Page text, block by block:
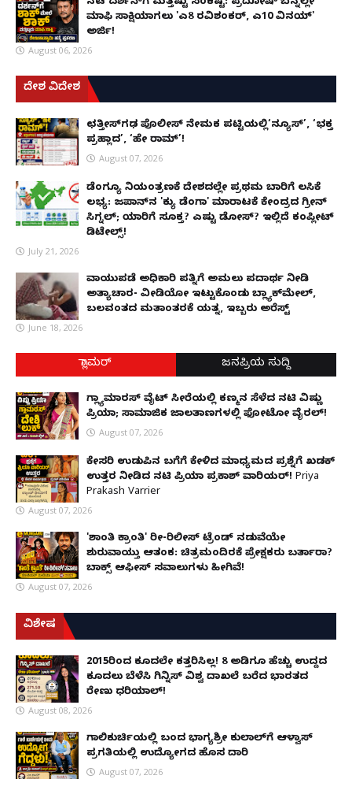
ಮಾಫಿ ಸಾಕ್ಷಿಯಾಗಲು 'ಎ8 ರವಿಶಂಕರ್, ಎ10 ವಿನಯ್'
ಅರ್ಜಿ!
August 06, 2026
ದೇಶ ವಿದೇಶ
ಛತ್ತೀಸ್‌ಗಢ ಪೊಲೀಸ್ ನೇಮಕ ಪಟ್ಟಿಯಲ್ಲಿ‘ನ್ಯೂಸ್’, ‘ಭಕ್ತ
ಪ್ರಹ್ಲಾದ’, ‘ಹೇ ರಾಮ್’!
August 07, 2026
ಡೆಂಗ್ಯೂ ನಿಯಂತ್ರಣಕ್ಕೆ ದೇಶದಲ್ಲೇ ಪ್ರಥಮ ಬಾರಿಗೆ ಲಸಿಕೆ
ಲಭ್ಯ: ಜಪಾನ್‌ನ 'ಕ್ಯು ಡೆಂಗಾ' ಮಾರಾಟಕ್ಕೆ ಕೇಂದ್ರದ ಗ್ರೀನ್
ಸಿಗ್ನಲ್; ಯಾರಿಗೆ ಸೂಕ್ತ? ಎಷ್ಟು ಡೋಸ್? ಇಲ್ಲಿದೆ ಕಂಪ್ಲೀಟ್
ಡಿಟೇಲ್ಸ್!
July 21, 2026
ವಾಯುಪಡೆ ಅಧಿಕಾರಿ ಪತ್ನಿಗೆ ಅಮಲು ಪದಾರ್ಥ ನೀಡಿ
ಅತ್ಯಾಚಾರ- ವೀಡಿಯೋ ಇಟ್ಟುಕೊಂಡು ಬ್ಲ್ಯಾಕ್‌ಮೇಲ್,
ಬಲವಂತದ ಮತಾಂತರಕ್ಕೆ ಯತ್ನ, ಇಬ್ಬರು ಅರೆಸ್ಟ್
June 18, 2026
ಗ್ಲಾಮರ್ ಜನಪ್ರಿಯ ಸುದ್ದಿ
ಗ್ಲ್ಯಾಮಾರಸ್ ವೈಟ್‌ ಸೀರೆಯಲ್ಲಿ ಕಣ್ಮನ ಸೆಳೆದ ನಟಿ ವಿಷ್ಣು
ಪ್ರಿಯಾ; ಸಾಮಾಜಿಕ ಜಾಲತಾಣಗಳಲ್ಲಿ ಫೋಟೋ ವೈರಲ್!
August 07, 2026
ಕೇಸರಿ ಉಡುಪಿನ ಬಗೆಗೆ ಕೇಳಿದ ಮಾಧ್ಯಮದ ಪ್ರಶ್ನೆಗೆ ಖಡಕ್
ಉತ್ತರ ನೀಡಿದ ನಟಿ ಪ್ರಿಯಾ ಪ್ರಕಾಶ್ ವಾರಿಯರ್! Priya
Prakash Varrier
August 07, 2026
'ಶಾಂತಿ ಕ್ರಾಂತಿ' ರೀ-ರಿಲೀಸ್ ಟ್ರೆಂಡ್ ನಡುವೆಯೇ
ಶುರುವಾಯ್ತು ಆತಂಕ: ಚಿತ್ರಮಂದಿರಕ್ಕೆ ಪ್ರೇಕ್ಷಕರು ಬರ್ತಾರಾ?
ಬಾಕ್ಸ್ ಆಫೀಸ್ ಸವಾಲುಗಳು ಹೀಗಿವೆ!
August 07, 2026
ವಿಶೇಷ
2015ರಿಂದ ಕೂದಲೇ ಕತ್ತರಿಸಿಲ್ಲ! 8 ಅಡಿಗೂ ಹೆಚ್ಚು ಉದ್ದದ
ಕೂದಲು ಬೆಳೆಸಿ ಗಿನ್ನಿಸ್ ವಿಶ್ವ ದಾಖಲೆ ಬರೆದ ಭಾರತದ
ರೇಣು ಧರಿಯಾಲ್!
August 08, 2026
ಗಾಲಿಕುರ್ಚಿಯಲ್ಲಿ ಬಂದ ಭಾಗ್ಯಶ್ರೀ ಕುಲಾಲ್‌ಗೆ ಆಳ್ವಾಸ್
ಪ್ರಗತಿಯಲ್ಲಿ ಉದ್ಯೋಗದ ಹೊಸ ದಾರಿ
August 07, 2026